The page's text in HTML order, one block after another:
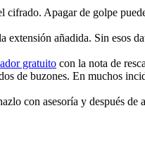
Apagar de golpe
añadida. Sin esos
gratuito con la nota de
de buzones. En muchos
con asesoría y después de